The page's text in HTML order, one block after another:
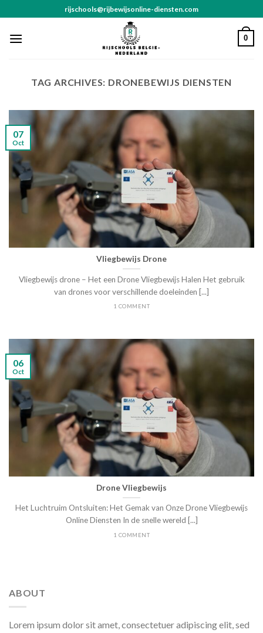
to
content
rijschools@rijbewijsonline-diensten.com
0
TAG ARCHIVES: DRONEBEWIJS DIENSTEN
Vliegbewijs Drone
Vliegbewijs drone – Het een Drone Vliegbewijs Halen Het gebruik
van drones voor verschillende doeleinden [...]
1 COMMENT
07
Oct
Drone Vliegbewijs
Het Luchtruim Ontsluiten: Het Gemak van Onze Drone Vliegbewijs
Online Diensten In de snelle wereld [...]
1 COMMENT
06
Oct
ABOUT
Lorem ipsum dolor sit amet, consectetuer adipiscing elit, sed